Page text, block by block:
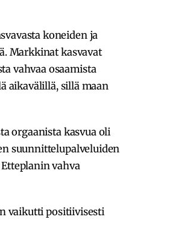
koneiden ja
Markkinat kasvavat
vahvaa osaamista
aikavälillä, sillä maan
orgaanista kasvua oli
suunnittelupalveluiden
vahva
vaikutti positiivisesti